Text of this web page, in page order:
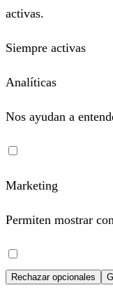
activas.
Siempre activas
Analíticas
Nos ayudan a
Marketing
Permiten mostrar
Rechazar opcionales